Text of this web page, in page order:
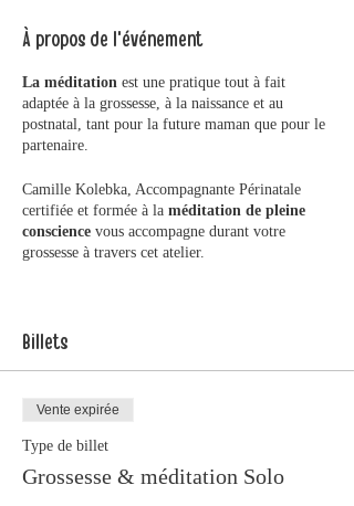
À propos de l'événement
La méditation est une pratique tout à fait
adaptée à la grossesse, à la naissance et au
postnatal, tant pour la future maman que pour le
partenaire.
Camille Kolebka, Accompagnante Périnatale
certifiée et formée à la méditation de pleine
conscience vous accompagne durant votre
grossesse à travers cet atelier.
d'un enfant.
votre bébé et avec votre corps.
Vous accueillez, soulagez et apaisez les tensions
et le stress accumulés pendant la grossesse.
La méditation de pleine conscience est également
un outil formidable pour vous préparer à la
Billets
Vente expirée
Type de billet
Grossesse & méditation Solo